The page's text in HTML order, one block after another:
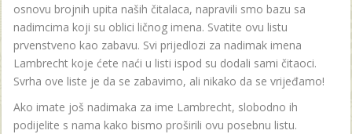
osnovu brojnih upita naših čitalaca, napravili smo bazu sa
nadimcima koji su oblici ličnog imena. Svatite ovu listu
prvenstveno kao zabavu. Svi prijedlozi za nadimak imena
Lambrecht koje ćete naći u listi ispod su dodali sami čitaoci.
Svrha ove liste je da se zabavimo, ali nikako da se vrijeđamo!
Ako imate još nadimaka za ime Lambrecht, slobodno ih
podijelite s nama kako bismo proširili ovu posebnu listu.